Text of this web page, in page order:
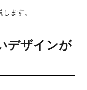
ます。
デザインが